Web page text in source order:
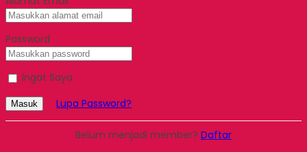
Password
Ingat Saya
Masuk Lupa Password?
Belum menjadi member? Daftar